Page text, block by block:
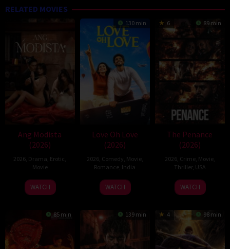
RELATED MOVIES
Ang Modista
(2026)
2026 Drama Erotic
Movie
WATCH
130 min
Love Oh Love
(2026)
2026, Comedy Movie,
Romance India
10
Jul
Magesh
Rajendran
WATCH
6 89 min
The Penance
(2026)
2026, Crime, Movie,
Thriller, USA
22
Jun
WATCH
85 min 139 min 4 98 min